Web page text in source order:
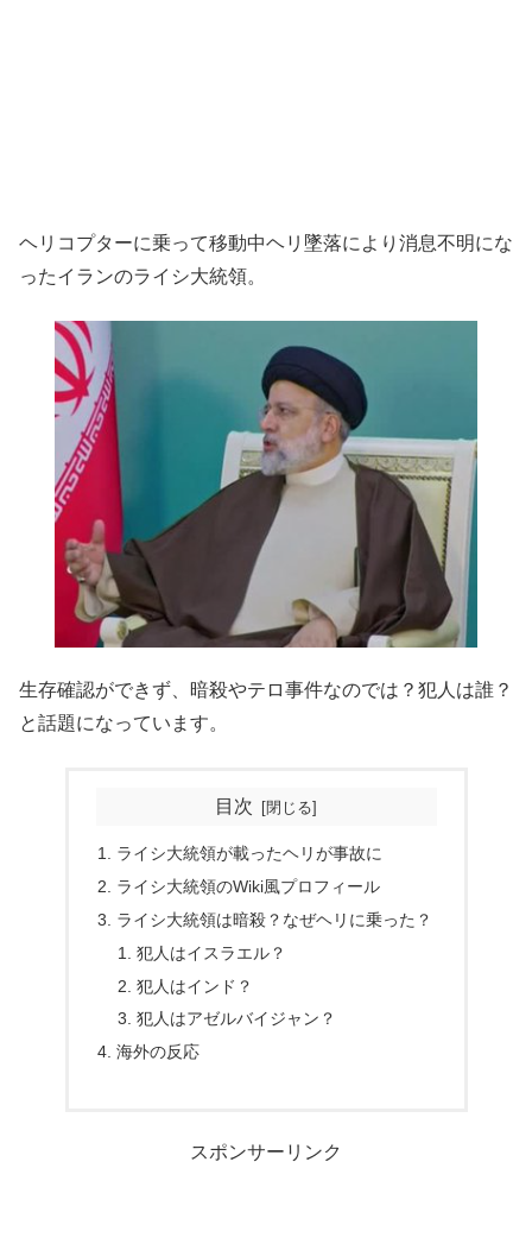
ヘリコプターに乗って移動中ヘリ墜落により消息不明にな
ったイランのライシ大統領。
生存確認ができず、暗殺やテロ事件なのでは？犯人は誰？
と話題になっています。
目次
ライシ大統領が載ったヘリが事故に
ライシ大統領のWiki風プロフィール
ライシ大統領は暗殺？なぜヘリに乗った？
犯人はイスラエル？
犯人はインド？
犯人はアゼルバイジャン？
海外の反応
スポンサーリンク